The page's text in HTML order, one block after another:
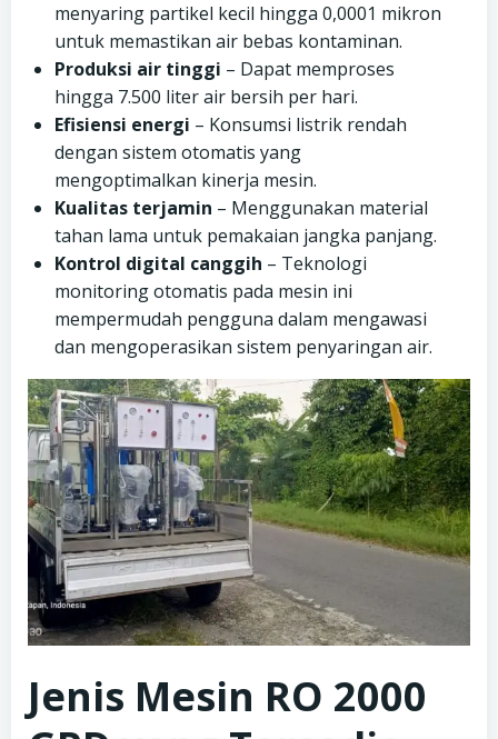
menyaring partikel kecil hingga 0,0001 mikron
untuk memastikan air bebas kontaminan.
Produksi air tinggi – Dapat memproses
hingga 7.500 liter air bersih per hari.
Efisiensi energi – Konsumsi listrik rendah
dengan sistem otomatis yang
mengoptimalkan kinerja mesin.
Kualitas terjamin – Menggunakan material
tahan lama untuk pemakaian jangka panjang.
Kontrol digital canggih – Teknologi
monitoring otomatis pada mesin ini
mempermudah pengguna dalam mengawasi
dan mengoperasikan sistem penyaringan air.
Jenis Mesin RO 2000